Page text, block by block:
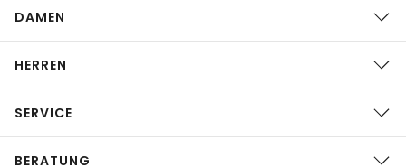
DAMEN
HERREN
SERVICE
BERATUNG